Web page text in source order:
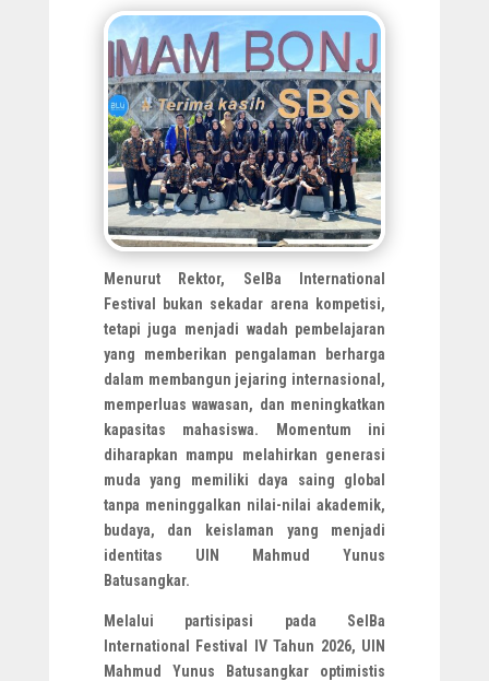
Menurut Rektor, SeIBa International
Festival bukan sekadar arena kompetisi,
tetapi juga menjadi wadah pembelajaran
yang memberikan pengalaman berharga
dalam membangun jejaring internasional,
memperluas wawasan, dan meningkatkan
kapasitas mahasiswa. Momentum ini
diharapkan mampu melahirkan generasi
muda yang memiliki daya saing global
tanpa meninggalkan nilai-nilai akademik,
budaya, dan keislaman yang menjadi
identitas UIN Mahmud Yunus
Batusangkar.
Melalui partisipasi pada SeIBa
International Festival IV Tahun 2026, UIN
Mahmud Yunus Batusangkar optimistis